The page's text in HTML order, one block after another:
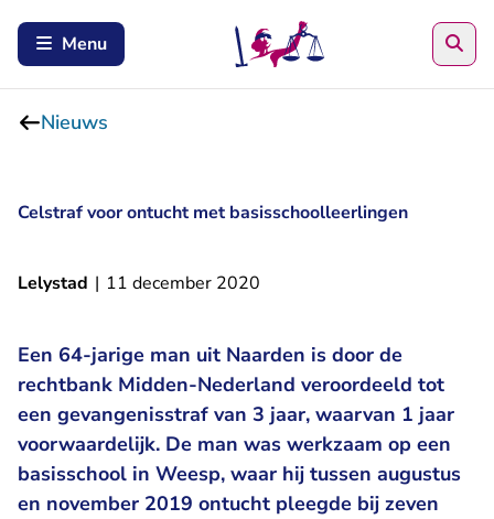
Menu
Nieuws
Celstraf voor ontucht met basisschoolleerlingen
Lelystad | 11 december 2020
Een 64-jarige man uit Naarden is door de
rechtbank Midden-Nederland veroordeeld tot
een gevangenisstraf van 3 jaar, waarvan 1 jaar
voorwaardelijk. De man was werkzaam op een
basisschool in Weesp, waar hij tussen augustus
en november 2019 ontucht pleegde bij zeven